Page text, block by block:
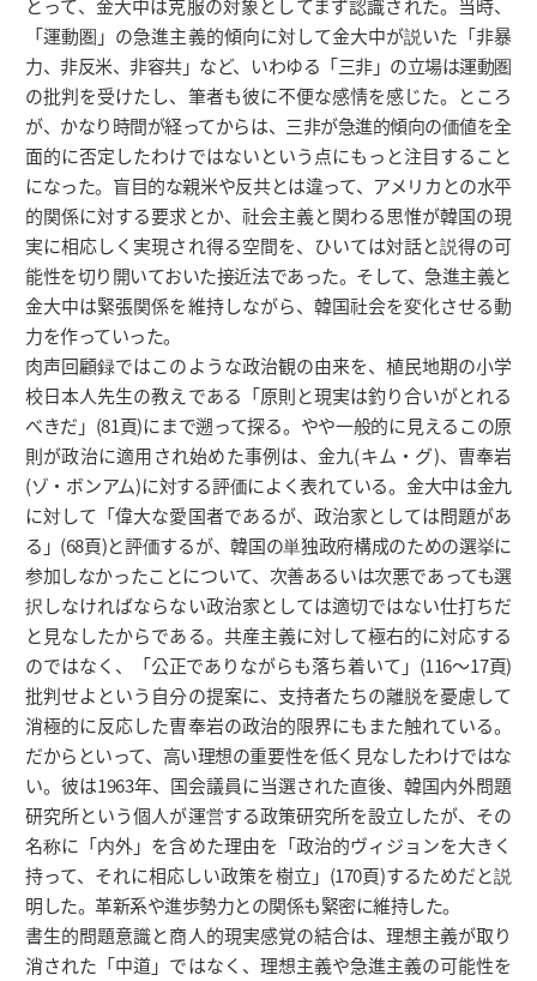
とって、金大中は克服の対象としてまず認識された。当時、
「運動圏」の急進主義的傾向に対して金大中が説いた「非暴
力、非反米、非容共」など、いわゆる「三非」の立場は運動圏
の批判を受けたし、筆者も彼に不便な感情を感じた。ところ
が、かなり時間が経ってからは、三非が急進的傾向の価値を全
面的に否定したわけではないという点にもっと注目すること
になった。盲目的な親米や反共とは違って、アメリカとの水平
的関係に対する要求とか、社会主義と関わる思惟が韓国の現
実に相応しく実現され得る空間を、ひいては対話と説得の可
能性を切り開いておいた接近法であった。そして、急進主義と
金大中は緊張関係を維持しながら、韓国社会を変化させる動
力を作っていった。
肉声回顧録ではこのような政治観の由来を、植民地期の小学
校日本人先生の教えである「原則と現実は釣り合いがとれる
べきだ」(81頁)にまで遡って探る。やや一般的に見えるこの原
則が政治に適用され始めた事例は、金九(キム・グ)、曺奉岩
(ゾ・ボンアム)に対する評価によく表れている。金大中は金九
に対して「偉大な愛国者であるが、政治家としては問題があ
る」(68頁)と評価するが、韓国の単独政府構成のための選挙に
参加しなかったことについて、次善あるいは次悪であっても選
択しなければならない政治家としては適切ではない仕打ちだ
と見なしたからである。共産主義に対して極右的に対応する
のではなく、「公正でありながらも落ち着いて」(116～17頁)
批判せよという自分の提案に、支持者たちの離脱を憂慮して
消極的に反応した曺奉岩の政治的限界にもまた触れている。
だからといって、高い理想の重要性を低く見なしたわけではな
い。彼は1963年、国会議員に当選された直後、韓国内外問題
研究所という個人が運営する政策研究所を設立したが、その
名称に「内外」を含めた理由を「政治的ヴィジョンを大きく
持って、それに相応しい政策を樹立」(170頁)するためだと説
明した。革新系や進歩勢力との関係も緊密に維持した。
書生的問題意識と商人的現実感覚の結合は、理想主義が取り
消された「中道」ではなく、理想主義や急進主義の可能性を